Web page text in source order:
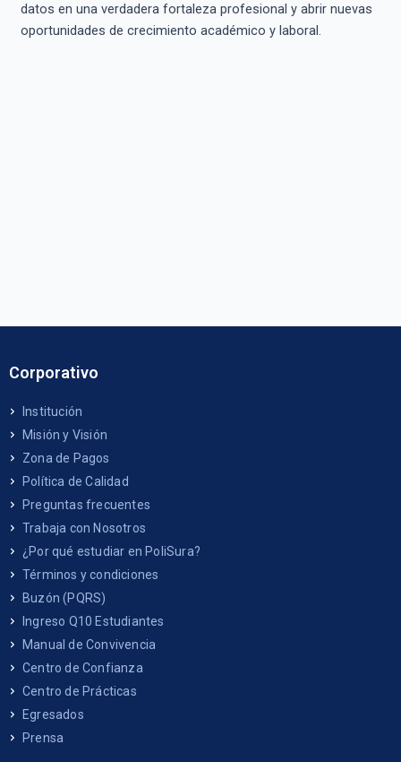
datos en una verdadera fortaleza profesional y abrir nuevas
oportunidades de crecimiento académico y laboral.
Corporativo
Institución
Misión y Visión
Zona de Pagos
Política de Calidad
Preguntas frecuentes
Trabaja con Nosotros
¿Por qué estudiar en PoliSura?
Términos y condiciones
Buzón (PQRS)
Ingreso Q10 Estudiantes
Manual de Convivencia
Centro de Confianza
Centro de Prácticas
Egresados
Prensa